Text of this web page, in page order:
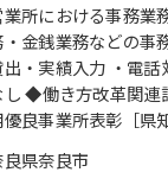
業所における事務業
金銭業務などの事
出・実績入力 ・電
し ◆働き方改革関連
良事業所表彰［県
県奈良市